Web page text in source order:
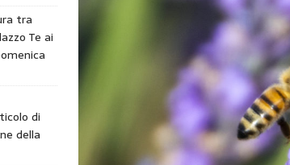
tra
Te ai
di
della